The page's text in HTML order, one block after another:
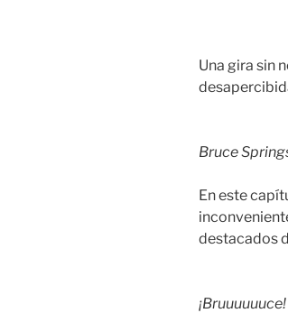
Una gira sin
Bruce
En este
destacados